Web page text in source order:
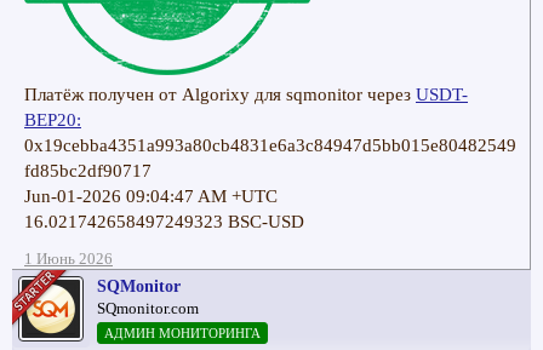
Платёж получен от Algorixy для sqmonitor через USDT-
BEP20:
0x19cebba4351a993a80cb4831e6a3c84947d5bb015e80482549
fd85bc2df90717
Jun-01-2026 09:04:47 AM +UTC
16.021742658497249323 BSC-USD
1 Июнь 2026
SQMonitor
SQmonitor.com
АДМИН МОНИТОРИНГА